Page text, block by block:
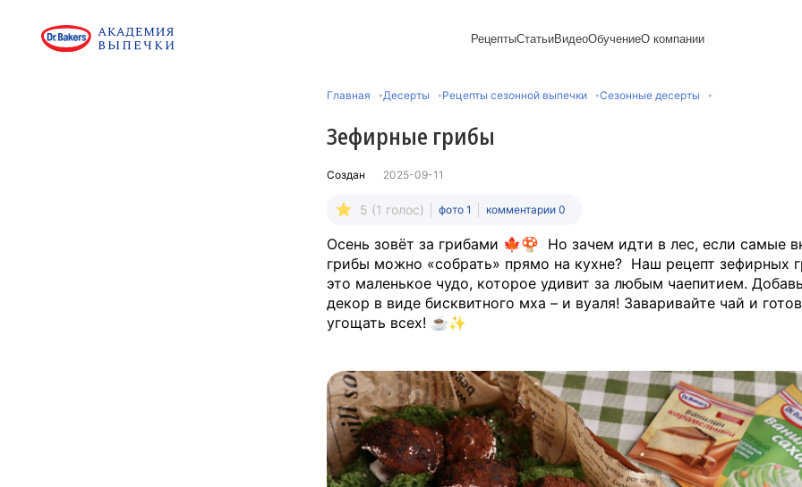
Рецепты
Рецепты блинов
Торты рецепты
Статьи
Лайфхаки
закуски
ВидеоОбучениеО компании
Контакты
Главная Десерты Рецепты сезонной выпечки Сезонные десерты
Зефирные грибы
Создан 2025-09-11
5 (1 голос) фото 1 комментарии 0
Осень зовёт за грибами 🍁🍄 Но зачем идти в лес, если самые
грибы можно «собрать» прямо на кухне? Наш рецепт зефирных
это маленькое чудо, которое удивит за любым чаепитием.
декор в виде бисквитного мха – и вуаля! Заваривайте чай и
угощать всех! ☕✨